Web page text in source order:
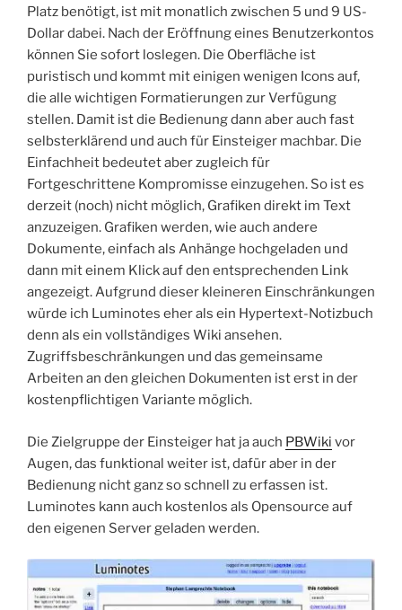
Platz benötigt, ist mit monatlich zwischen 5 und 9 US-
Dollar dabei. Nach der Eröffnung eines Benutzerkontos
können Sie sofort loslegen. Die Oberfläche ist
puristisch und kommt mit einigen wenigen Icons auf,
die alle wichtigen Formatierungen zur Verfügung
stellen. Damit ist die Bedienung dann aber auch fast
selbsterklärend und auch für Einsteiger machbar. Die
Einfachheit bedeutet aber zugleich für
Fortgeschrittene Kompromisse einzugehen. So ist es
derzeit (noch) nicht möglich, Grafiken direkt im Text
anzuzeigen. Grafiken werden, wie auch andere
Dokumente, einfach als Anhänge hochgeladen und
dann mit einem Klick auf den entsprechenden Link
angezeigt. Aufgrund dieser kleineren Einschränkungen
würde ich Luminotes eher als ein Hypertext-Notizbuch
denn als ein vollständiges Wiki ansehen.
Zugriffsbeschränkungen und das gemeinsame
Arbeiten an den gleichen Dokumenten ist erst in der
kostenpflichtigen Variante möglich.
Die Zielgruppe der Einsteiger hat ja auch PBWiki vor
Augen, das funktional weiter ist, dafür aber in der
Bedienung nicht ganz so schnell zu erfassen ist.
Luminotes kann auch kostenlos als Opensource auf
den eigenen Server geladen werden.